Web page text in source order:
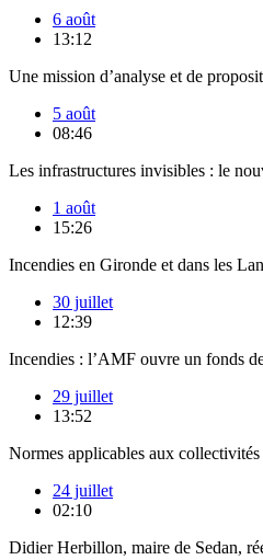
6 août
13:12
Une mission d’analyse et de
5 août
08:46
Les infrastructures invisibles : le
1 août
15:26
Incendies en Gironde et dans les
30 juillet
12:39
Incendies : l’AMF ouvre un fonds
29 juillet
13:52
Normes applicables aux
24 juillet
02:10
Didier Herbillon, maire de Sedan,